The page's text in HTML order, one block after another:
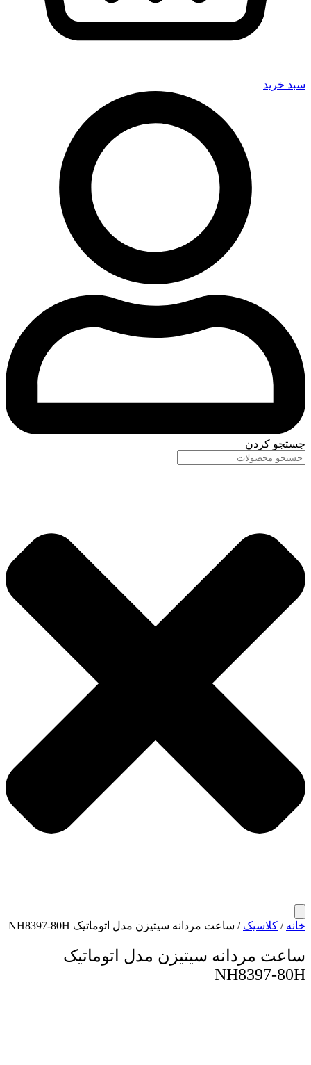
سبد خرید
جستجو کردن
خانه / کلاسیک / ساعت مردانه سیتیزن مدل اتوماتیک NH8397-80H
ساعت مردانه سیتیزن مدل اتوماتیک
NH8397-80H